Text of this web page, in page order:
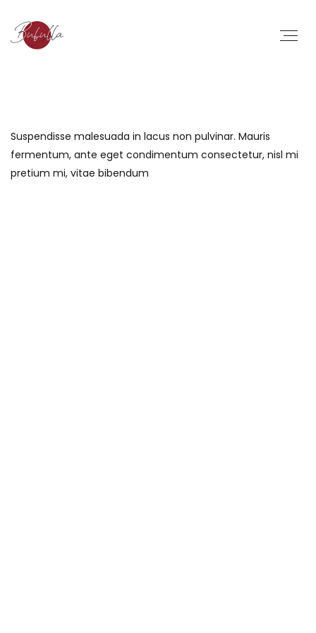
Suspendisse malesuada in lacus non pulvinar. Mauris
fermentum, ante eget condimentum consectetur, nisl mi
pretium mi, vitae bibendum